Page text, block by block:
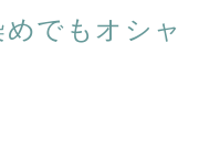
でもオシャ